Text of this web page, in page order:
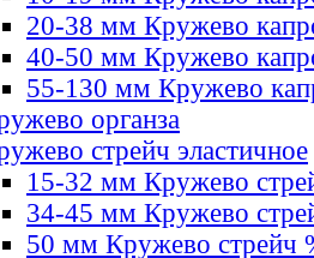
20-38 мм Кружево
40-50 мм Кружево
55-130 мм Кружево
органза
стрейч эластичное
15-32 мм Кружево
34-45 мм Кружево
50 мм Кружево стрейч